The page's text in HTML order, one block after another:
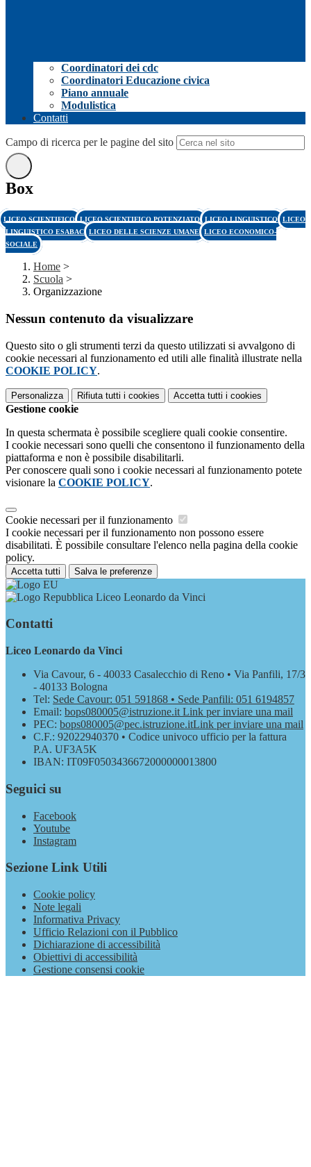
Coordinatori dei cdc
Coordinatori Educazione civica
Piano annuale
Modulistica
Contatti
Campo di ricerca per le pagine del sito
Box
LICEO SCIENTIFICO LICEO SCIENTIFICO POTENZIATO LICEO LINGUISTICO LICEO
LINGUISTICO ESABAC LICEO DELLE SCIENZE UMANE LICEO ECONOMICO-
SOCIALE
Home >
Scuola >
Organizzazione
Nessun contenuto da visualizzare
Questo sito o gli strumenti terzi da questo utilizzati si avvalgono di
cookie necessari al funzionamento ed utili alle finalità illustrate nella
COOKIE POLICY.
Personalizza Rifiuta tutti i cookies Accetta tutti i cookies
Gestione cookie
In questa schermata è possibile scegliere quali cookie consentire.
I cookie necessari sono quelli che consentono il funzionamento della
piattaforma e non è possibile disabilitarli.
Per conoscere quali sono i cookie necessari al funzionamento potete
visionare la COOKIE POLICY.
Cookie necessari per il funzionamento
I cookie necessari per il funzionamento non possono essere
disabilitati. È possibile consultare l'elenco nella pagina della cookie
policy.
Accetta tutti Salva le preferenze
Liceo Leonardo da Vinci
Contatti
Liceo Leonardo da Vinci
Via Cavour, 6 - 40033 Casalecchio di Reno • Via Panfili, 17/3
- 40133 Bologna
Tel: Sede Cavour: 051 591868 • Sede Panfili: 051 6194857
Email: bops080005@istruzione.it Link per inviare una mail
PEC: bops080005@pec.istruzione.itLink per inviare una mail
C.F.: 92022940370 • Codice univoco ufficio per la fattura
P.A. UF3A5K
IBAN: IT09F0503436672000000013800
Seguici su
Facebook
Youtube
Instagram
Sezione Link Utili
Cookie policy
Note legali
Informativa Privacy
Ufficio Relazioni con il Pubblico
Dichiarazione di accessibilità
Obiettivi di accessibilità
Gestione consensi cookie